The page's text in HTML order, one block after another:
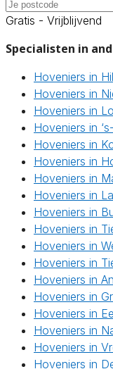
Gratis - Vrijblijvend
Specialisten in
Hoveniers in
Hoveniers in
Hoveniers in
Hoveniers in
Hoveniers in
Hoveniers in
Hoveniers in
Hoveniers in
Hoveniers in
Hoveniers in
Hoveniers in
Hoveniers in
Hoveniers in
Hoveniers in
Hoveniers in
Hoveniers in
Hoveniers in
Hoveniers in